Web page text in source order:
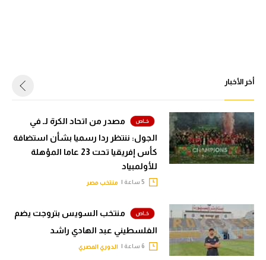
أخر الأخبار
مصدر من اتحاد الكرة لـ في
الجول: ننتظر ردا رسميا بشأن استضافة
كأس إفريقيا تحت 23 عاما المؤهلة
للأولمبياد
منتخب مصر
منتخب السويس بتروجت يضم
الفلسطيني عبد الهادي راشد
الدوري المصري